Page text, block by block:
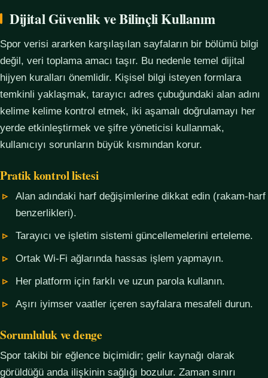
Dijital Güvenlik ve Bilinçli Kullanım
Spor verisi ararken karşılaşılan sayfaların bir bölümü bilgi
değil, veri toplama amacı taşır. Bu nedenle temel dijital
hijyen kuralları önemlidir. Kişisel bilgi isteyen formlara
temkinli yaklaşmak, tarayıcı adres çubuğundaki alan adını
kelime kelime kontrol etmek, iki aşamalı doğrulamayı her
yerde etkinleştirmek ve şifre yöneticisi kullanmak,
kullanıcıyı sorunların büyük kısmından korur.
Pratik kontrol listesi
Alan adındaki harf değişimlerine dikkat edin (rakam-harf
benzerlikleri).
Tarayıcı ve işletim sistemi güncellemelerini erteleme.
Ortak Wi-Fi ağlarında hassas işlem yapmayın.
Her platform için farklı ve uzun parola kullanın.
Aşırı iyimser vaatler içeren sayfalara mesafeli durun.
Sorumluluk ve denge
Spor takibi bir eğlence biçimidir; gelir kaynağı olarak
görüldüğü anda ilişkinin sağlığı bozulur. Zaman sınırı